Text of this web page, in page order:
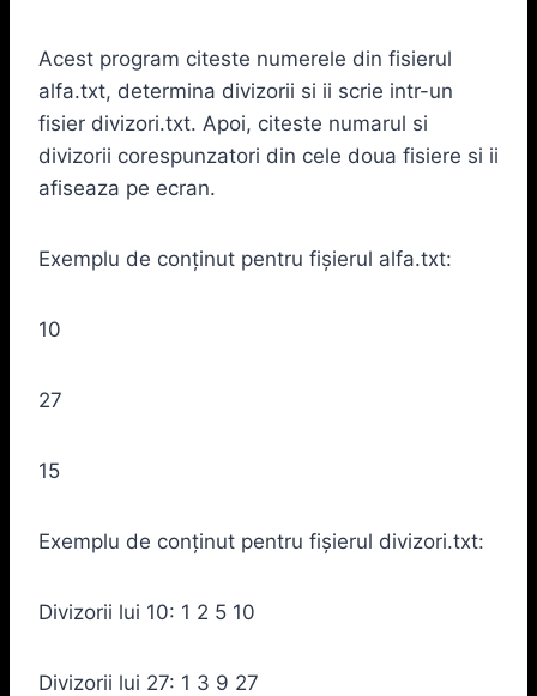
Acest program citeste numerele din fisierul
alfa.txt, determina divizorii si ii scrie intr-un
fisier divizori.txt. Apoi, citeste numarul si
divizorii corespunzatori din cele doua fisiere si ii
afiseaza pe ecran.
Exemplu de conținut pentru fișierul alfa.txt:
10
27
15
Exemplu de conținut pentru fișierul divizori.txt:
Divizorii lui 10: 1 2 5 10
Divizorii lui 27: 1 3 9 27